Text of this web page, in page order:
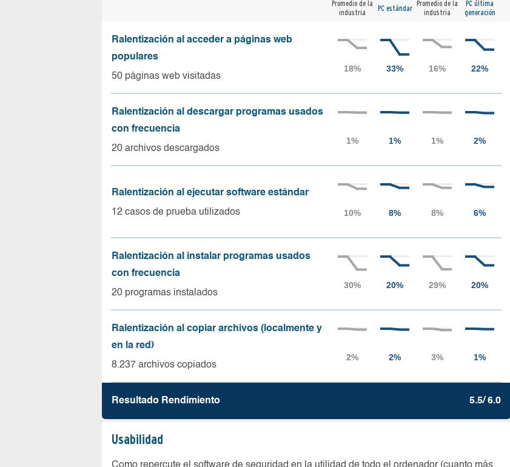
Promedio de la
industria
PC estándar Promedio de la
industria
PC última
generación
Ralentización al acceder a páginas web
populares
50 páginas web visitadas
Ralentización al descargar programas usados
con frecuencia
20 archivos descargados
Ralentización al ejecutar software estándar
12 casos de prueba utilizados
Ralentización al instalar programas usados
con frecuencia
20 programas instalados
Ralentización al copiar archivos (localmente y
en la red)
8.237 archivos copiados
Resultado Rendimiento 5.5/ 6.0
Usabilidad